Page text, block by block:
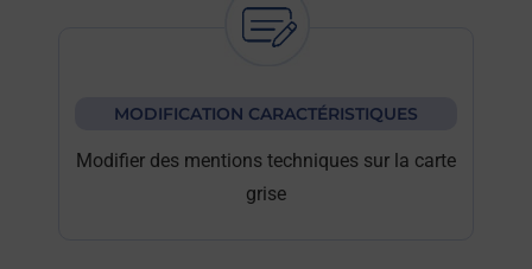
MODIFICATION CARACTÉRISTIQUES
Modifier des mentions techniques sur la carte
grise